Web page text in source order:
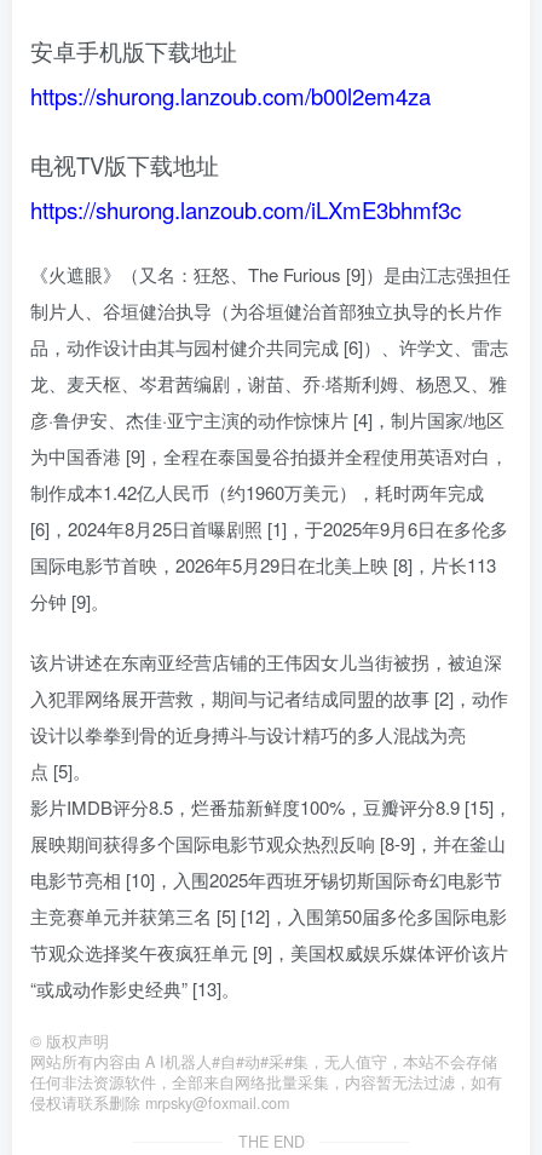
安卓手机版下载地址
https://shurong.lanzoub.com/b00l2em4za
电视TV版下载地址
https://shurong.lanzoub.com/iLXmE3bhmf3c
《火遮眼》（又名：狂怒、The Furious [9]）是由江志强担任
制片人、谷垣健治执导（为谷垣健治首部独立执导的长片作
品，动作设计由其与园村健介共同完成 [6]）、许学文、雷志
龙、麦天枢、岑君茜编剧，谢苗、乔·塔斯利姆、杨恩又、雅
彦·鲁伊安、杰佳·亚宁主演的动作惊悚片 [4]，制片国家/地区
为中国香港 [9]，全程在泰国曼谷拍摄并全程使用英语对白，
制作成本1.42亿人民币（约1960万美元），耗时两年完成
[6]，2024年8月25日首曝剧照 [1]，于2025年9月6日在多伦多
国际电影节首映，2026年5月29日在北美上映 [8]，片长113
分钟 [9]。
该片讲述在东南亚经营店铺的王伟因女儿当街被拐，被迫深
入犯罪网络展开营救，期间与记者结成同盟的故事 [2]，动作
设计以拳拳到骨的近身搏斗与设计精巧的多人混战为亮
点 [5]。
影片IMDB评分8.5，烂番茄新鲜度100%，豆瓣评分8.9 [15]，
展映期间获得多个国际电影节观众热烈反响 [8-9]，并在釜山
电影节亮相 [10]，入围2025年西班牙锡切斯国际奇幻电影节
主竞赛单元并获第三名 [5] [12]，入围第50届多伦多国际电影
节观众选择奖午夜疯狂单元 [9]，美国权威娱乐媒体评价该片
“或成动作影史经典” [13]。
© 版权声明
网站所有内容由 A I机器人#自#动#采#集，无人值守，本站不会存储
任何非法资源软件，全部来自网络批量采集，内容暂无法过滤，如有
侵权请联系删除 mrpsky@foxmail.com
THE END